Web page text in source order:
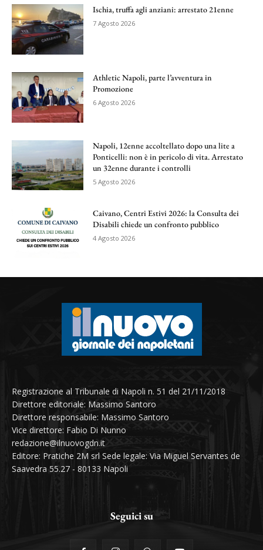
Ischia, truffa agli anziani: arrestato 21enne
7 Agosto 2026
Athletic Napoli, parte l’avventura in
Promozione
6 Agosto 2026
Napoli, 12enne accoltellato dopo una lite a
Ponticelli: non è in pericolo di vita. Arrestato
un 32enne durante i controlli
5 Agosto 2026
Caivano, Centri Estivi 2026: la Consulta dei
Disabili chiede un confronto pubblico
4 Agosto 2026
Registrazione al Tribunale di Napoli n. 51 del 21/11/2018
Direttore editoriale: Massimo Santoro
Direttore responsabile: Massimo Santoro
Vice direttore: Fabio Di Nunno
redazione@ilnuovogdn.it
Editore: Pratiche 2M srl Sede legale: Via Miguel Servantes de
Saavedra 55.27 - 80133 Napoli
Seguici su